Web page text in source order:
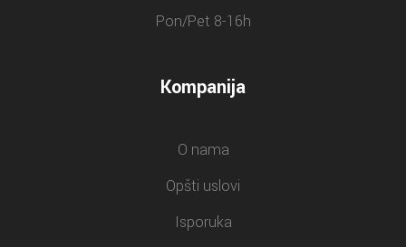
Pon/Pet 8-16h
Kompanija
O nama
Opšti uslovi
Isporuka